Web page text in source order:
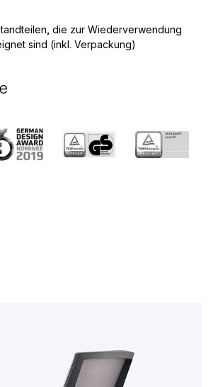
die zur Wiederverwendung
sind (inkl. Verpackung)